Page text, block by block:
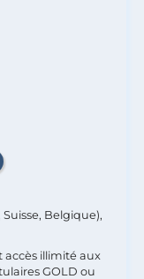
Suisse, Belgique),
accès illimité aux
GOLD ou